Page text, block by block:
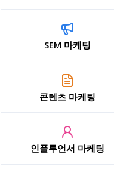
SEM 마케팅
콘텐츠 마케팅
인플루언서 마케팅